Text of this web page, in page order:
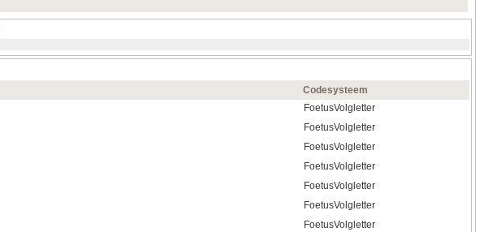
Codesysteem
FoetusVolgletter
FoetusVolgletter
FoetusVolgletter
FoetusVolgletter
FoetusVolgletter
FoetusVolgletter
FoetusVolgletter